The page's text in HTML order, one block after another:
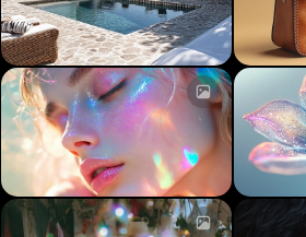
Caricamento...
Caricamento...